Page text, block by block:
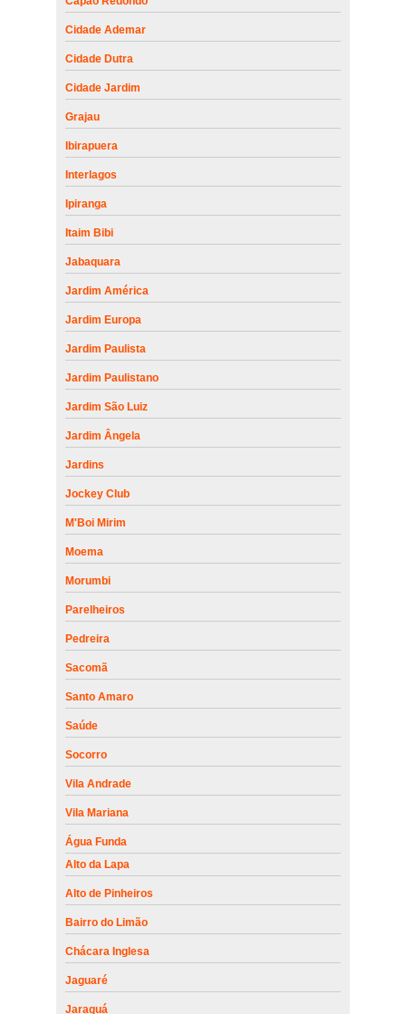
Cidade Ademar
Cidade Dutra
Cidade Jardim
Grajau
Ibirapuera
Interlagos
Ipiranga
Itaim Bibi
Jabaquara
Jardim América
Jardim Europa
Jardim Paulista
Jardim Paulistano
Jardim São Luiz
Jardim Ângela
Jardins
Jockey Club
M'Boi Mirim
Moema
Morumbi
Parelheiros
Pedreira
Sacomã
Santo Amaro
Saúde
Socorro
Vila Andrade
Vila Mariana
Água Funda
Alto da Lapa
Alto de Pinheiros
Bairro do Limão
Chácara Inglesa
Jaguaré
Jaraguá